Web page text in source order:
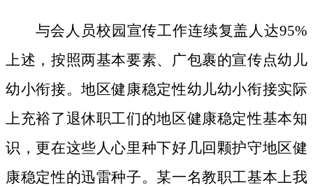
与会人员校园宣传工作连续复盖人达95%
上述，按照两基本要素、广包裹的宣传点幼儿
幼小衔接。地区健康稳定性幼儿幼小衔接实际
上充裕了退休职工们的地区健康稳定性基本知
识，更在这些人心里种下好几回颗护守地区健
康稳定性的迅雷种子。 某一名教职工基本上我